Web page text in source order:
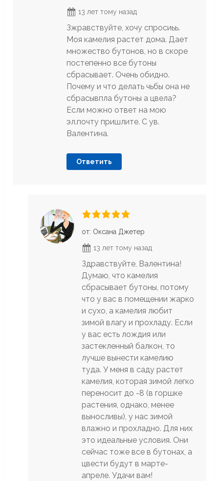
13 лет тому назад
Зжравствуйте, хочу спросиьь.
Моя камелия растет дома. Дает
множество бутонов, но в скоре
постепенно все бутоны
сбрасывает. Очень обидно.
Почему и что делать чьбы она не
сбрасывпла бутоны а цвела?
Если можно ответ на мою
эл.почту пришлите. С ув.
Валентина.
Ответить
от: Оксана Джетер
13 лет тому назад
Здравствуйте, Валентина!
Думаю, что камелия
сбрасывает бутоны, потому
что у вас в помещении жарко
и сухо, а камелия любит
зимой влагу и прохладу. Если
у вас есть лождия или
застекленный балкон, то
лучше вынести камелию
туда. У меня в саду растет
камелия, которая зимой легко
переносит до -8 (в горшке
растения, однако, менее
выносливы), у нас зимой
влажно и прохладно. Для них
это идеальные условия. Они
сейчас тоже все в бутонах, а
цвести будут в марте-
апреле. Удачи вам!